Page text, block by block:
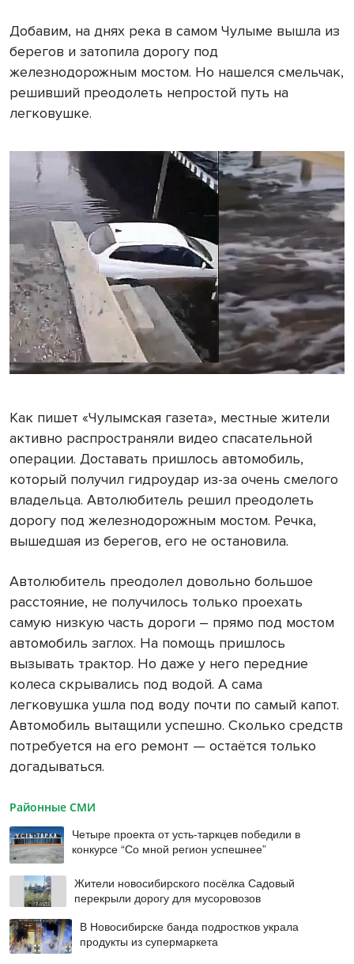
Добавим, на днях река в самом Чулыме вышла из
берегов и затопила дорогу под
железнодорожным мостом. Но нашелся смельчак,
решивший преодолеть непростой путь на
легковушке.
Как пишет «Чулымская газета», местные жители
активно распространяли видео спасательной
операции. Доставать пришлось автомобиль,
который получил гидроудар из-за очень смелого
владельца. Автолюбитель решил преодолеть
дорогу под железнодорожным мостом. Речка,
вышедшая из берегов, его не остановила.
Автолюбитель преодолел довольно большое
расстояние, не получилось только проехать
самую низкую часть дороги – прямо под мостом
автомобиль заглох. На помощь пришлось
вызывать трактор. Но даже у него передние
колеса скрывались под водой. А сама
легковушка ушла под воду почти по самый капот.
Автомобиль вытащили успешно. Сколько средств
потребуется на его ремонт — остаётся только
догадываться.
Районные СМИ
Четыре проекта от усть-таркцев победили в
конкурсе “Со мной регион успешнее”
Жители новосибирского посёлка Садовый
перекрыли дорогу для мусоровозов
В Новосибирске банда подростков украла
продукты из супермаркета